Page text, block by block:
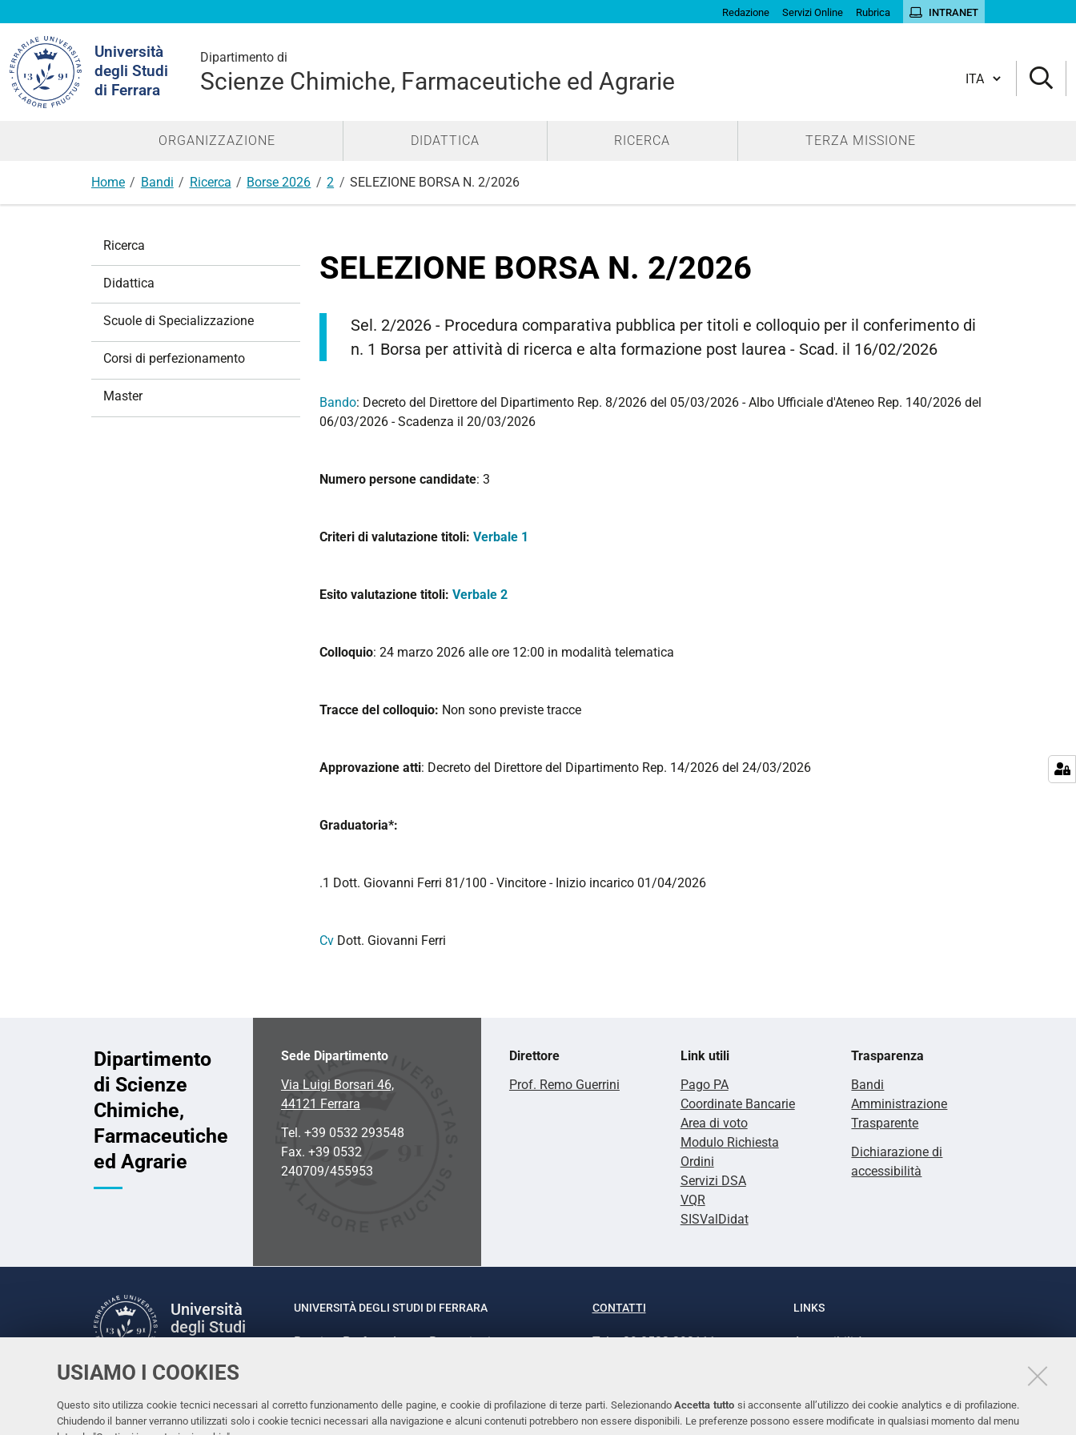
USIAMO I COOKIES
Questo sito utilizza cookie tecnici necessari al corretto funzionamento delle pagine, e cookie di profilazione di terze parti. SelezionandoAccetta tutto si acconsente all’utilizzo dei cookie analytics e di profilazione.
Chiudendo il banner verranno utilizzati solo i cookie tecnici necessari alla navigazione e alcuni contenuti potrebbero non essere disponibili. Le preferenze possono essere modificate in qualsiasi momento dal menu
Redazione Servizi Online Rubrica INTRANET
Università
degli Studi
di Ferrara
Dipartimento di
Scienze Chimiche, Farmaceutiche ed Agrarie
nel
sito
Cambia lingua
ORGANIZZAZIONE DIDATTICA RICERCA TERZA MISSIONE
Home Bandi Ricerca Borse 2026 2 SELEZIONE BORSA N. 2/2026
SELEZIONE BORSA N. 2/2026
Sel. 2/2026 - Procedura comparativa pubblica per titoli e colloquio per il conferimento di
n. 1 Borsa per attività di ricerca e alta formazione post laurea - Scad. il 16/02/2026
Bando: Decreto del Direttore del Dipartimento Rep. 8/2026 del 05/03/2026 - Albo Ufficiale d'Ateneo Rep. 140/2026 del
06/03/2026 - Scadenza il 20/03/2026
Numero persone candidate: 3
Criteri di valutazione titoli: Verbale 1
Esito valutazione titoli: Verbale 2
Colloquio: 24 marzo 2026 alle ore 12:00 in modalità telematica
Tracce del colloquio: Non sono previste tracce
Approvazione atti: Decreto del Direttore del Dipartimento Rep. 14/2026 del 24/03/2026
Graduatoria*:
.1 Dott. Giovanni Ferri 81/100 - Vincitore - Inizio incarico 01/04/2026
Cv Dott. Giovanni Ferri
Ricerca
Didattica
Scuole di Specializzazione
Corsi di perfezionamento
Master
Dipartimento
di Scienze
Chimiche,
Farmaceutiche
ed Agrarie
Sede Dipartimento
Via Luigi Borsari 46,
44121 Ferrara
Tel. +39 0532 293548
Fax. +39 0532
240709/455953
Direttore
Prof. Remo Guerrini
Link utili
Pago PA
Coordinate Bancarie
Area di voto
Modulo Richiesta
Ordini
Servizi DSA
VQR
SISValDidat
Trasparenza
Bandi
Amministrazione
Trasparente
Dichiarazione di
accessibilità
Università
degli Studi
Facebook
LinkedinInstagram
Youtube
UNIVERSITÀ DEGLI STUDI DI FERRARA
Rettrice: Prof.ssa Laura Ramaciotti
CONTATTI
Tel. +39 0532 293111
LINKS
Accessibilità
Cookies